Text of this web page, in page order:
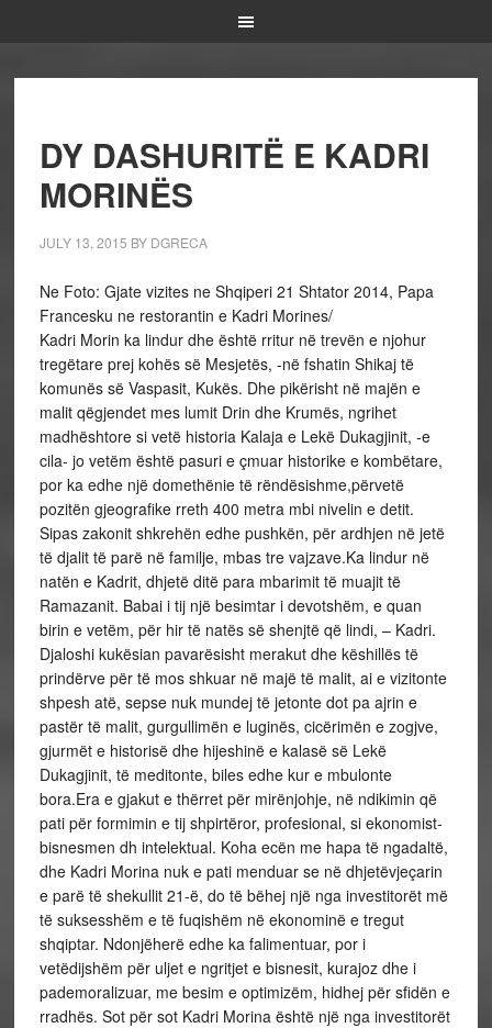
DY DASHURITË E KADRI
MORINËS
JULY 13, 2015 BY DGRECA
Ne Foto: Gjate vizites ne Shqiperi 21 Shtator 2014, Papa
Francesku ne restorantin e Kadri Morines/
Kadri Morin ka lindur dhe është rritur në trevën e njohur
tregëtare prej kohës së Mesjetës, -në fshatin Shikaj të
komunës së Vaspasit, Kukës. Dhe pikërisht në majën e
malit qëgjendet mes lumit Drin dhe Krumës, ngrihet
madhështore si vetë historia Kalaja e Lekë Dukagjinit, -e
cila- jo vetëm është pasuri e çmuar historike e kombëtare,
por ka edhe një domethënie të rëndësishme,përvetë
pozitën gjeografike rreth 400 metra mbi nivelin e detit.
Sipas zakonit shkrehën edhe pushkën, për ardhjen në jetë
të djalit të parë në familje, mbas tre vajzave.Ka lindur në
natën e Kadrit, dhjetë ditë para mbarimit të muajit të
Ramazanit. Babai i tij një besimtar i devotshëm, e quan
birin e vetëm, për hir të natës së shenjtë që lindi, – Kadri.
Djaloshi kukësian pavarësisht merakut dhe këshillës të
prindërve për të mos shkuar në majë të malit, ai e vizitonte
shpesh atë, sepse nuk mundej të jetonte dot pa ajrin e
pastër të malit, gurgullimën e luginës, cicërimën e zogjve,
gjurmët e historisë dhe hijeshinë e kalasë së Lekë
Dukagjinit, të meditonte, biles edhe kur e mbulonte
bora.Era e gjakut e thërret për mirënjohje, në ndikimin që
pati për formimin e tij shpirtëror, profesional, si ekonomist-
bisnesmen dh intelektual. Koha ecën me hapa të ngadaltë,
dhe Kadri Morina nuk e pati menduar se në dhjetëvjeçarin
e parë të shekullit 21-ë, do të bëhej një nga investitorët më
të suksesshëm e të fuqishëm në ekonominë e tregut
shqiptar. Ndonjëherë edhe ka falimentuar, por i
vetëdijshëm për uljet e ngritjet e bisnesit, kurajoz dhe i
pademoralizuar, me besim e optimizëm, hidhej për sfidën e
rradhës. Sot për sot Kadri Morina është një nga investitorët